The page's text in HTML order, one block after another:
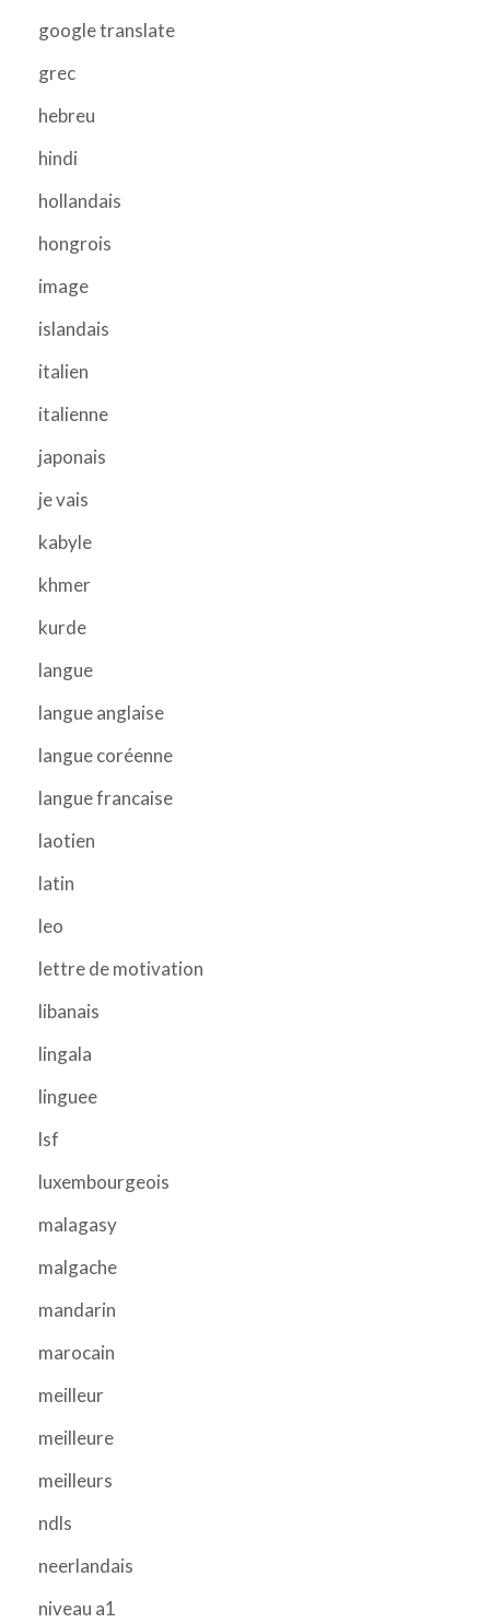
google translate
grec
hebreu
hindi
hollandais
hongrois
image
islandais
italien
italienne
japonais
je vais
kabyle
khmer
kurde
langue
langue anglaise
langue coréenne
langue francaise
laotien
latin
leo
lettre de motivation
libanais
lingala
linguee
lsf
luxembourgeois
malagasy
malgache
mandarin
marocain
meilleur
meilleure
meilleurs
ndls
neerlandais
niveau a1